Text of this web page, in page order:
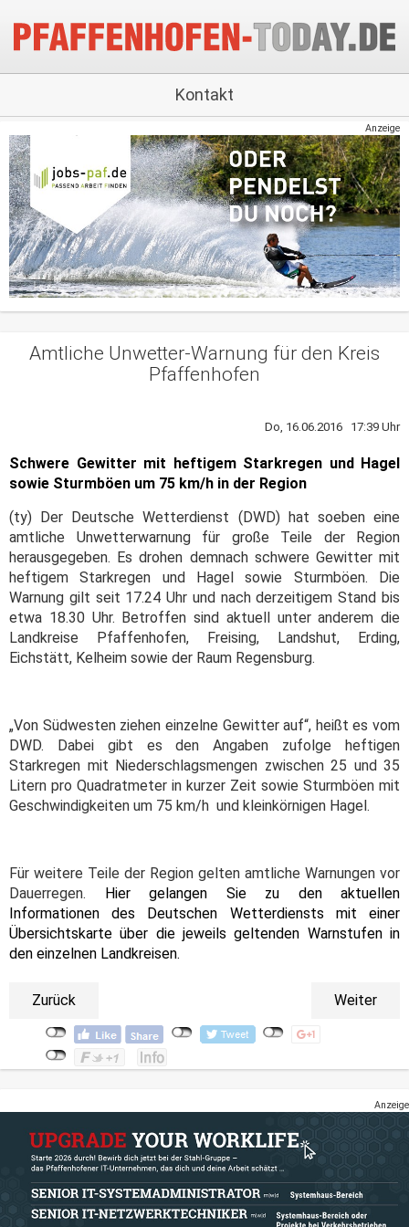
Kontakt
Anzeige
Amtliche Unwetter-Warnung für den Kreis
Pfaffenhofen
Do, 16.06.2016 17:39 Uhr
Schwere Gewitter mit heftigem Starkregen und Hagel
sowie Sturmböen um 75 km/h in der Region
(ty) Der Deutsche Wetterdienst (DWD) hat soeben eine
amtliche Unwetterwarnung für große Teile der Region
herausgegeben. Es drohen demnach schwere Gewitter mit
heftigem Starkregen und Hagel sowie Sturmböen. Die
Warnung gilt seit 17.24 Uhr und nach derzeitigem Stand bis
etwa 18.30 Uhr. Betroffen sind aktuell unter anderem die
Landkreise Pfaffenhofen, Freising, Landshut, Erding,
Eichstätt, Kelheim sowie der Raum Regensburg.
„Von Südwesten ziehen einzelne Gewitter auf“, heißt es vom
DWD. Dabei gibt es den Angaben zufolge heftigen
Starkregen mit Niederschlagsmengen zwischen 25 und 35
Litern pro Quadratmeter in kurzer Zeit sowie Sturmböen mit
Geschwindigkeiten um 75 km/h und kleinkörnigen Hagel.
Für weitere Teile der Region gelten amtliche Warnungen vor
Dauerregen. Hier gelangen Sie zu den aktuellen
Informationen des Deutschen Wetterdiensts mit einer
Übersichtskarte über die jeweils geltenden Warnstufen in
den einzelnen Landkreisen.
Zurück Weiter
Anzeige